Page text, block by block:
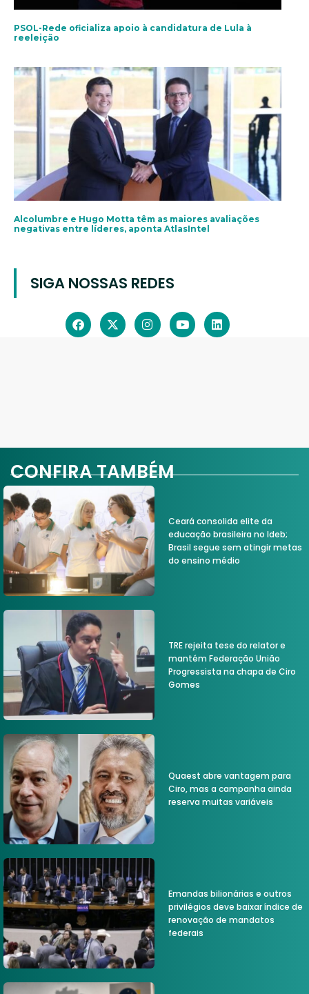
PSOL-Rede oficializa apoio à candidatura de Lula à
reeleição
Alcolumbre e Hugo Motta têm as maiores avaliações
negativas entre líderes, aponta AtlasIntel
SIGA NOSSAS REDES
CONFIRA TAMBÉM
Ceará consolida elite da
educação brasileira no Ideb;
Brasil segue sem atingir metas
do ensino médio
TRE rejeita tese do relator e
mantém Federação União
Progressista na chapa de Ciro
Gomes
Quaest abre vantagem para
Ciro, mas a campanha ainda
reserva muitas variáveis
Emandas bilionárias e outros
privilégios deve baixar índice de
renovação de mandatos
federais